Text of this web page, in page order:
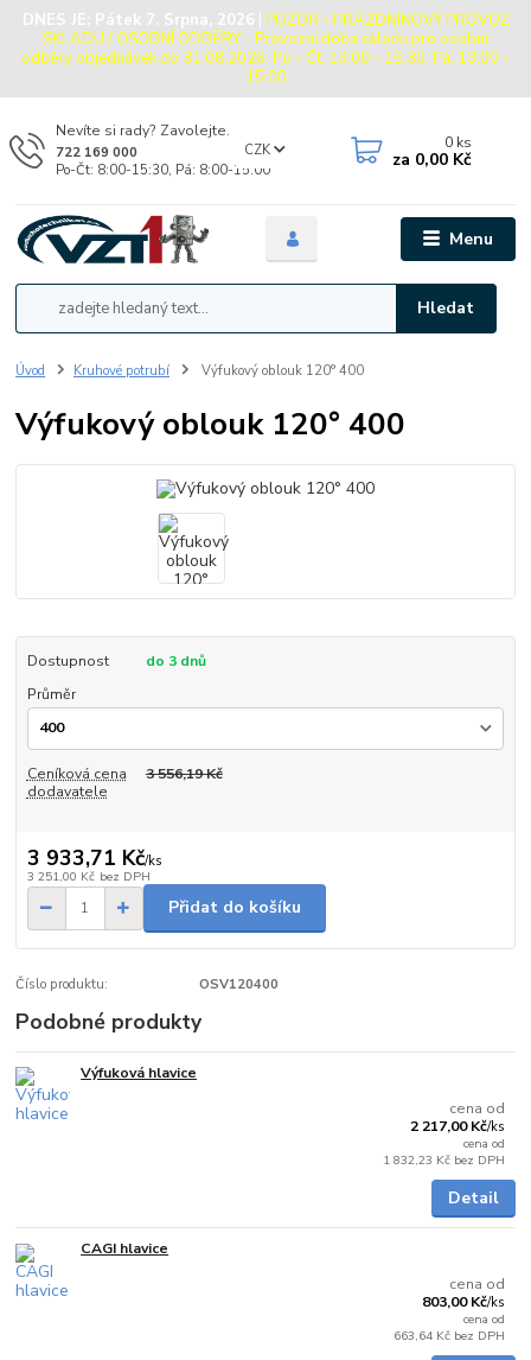
DNES JE: Pátek 7. Srpna, 2026 | POZOR - PRÁZDNINOVÝ PROVOZ
SKLADU / OSOBNÍ ODBĚRY - Provozní doba skladu pro osobní
odběry objednávek do 31.08.2026: Po - Čt: 13:00 - 15:30, Pá: 13:00 -
15:00
Menu
CZK
Hledat
Nevíte si rady? Zavolejte.
722 169 000
Po-Čt: 8:00-15:30, Pá: 8:00-15:00
0 ks
za 0,00 Kč
Úvod Kruhové potrubí Výfukový oblouk 120° 400
Výfukový oblouk 120° 400
Dostupnost
do 3 dnů
Průměr
Ceníková cena
dodavatele
3 556,19 Kč
3 933,71 Kč/ks
3 251,00 Kč bez DPH
Přidat do košíku
Číslo produktu: OSV120400
Podobné produkty
Výfuková hlavice
cena od
2 217,00 Kč/ks
cena od
1 832,23 Kč bez DPH
Detail
CAGI hlavice
cena od
803,00 Kč/ks
cena od
663,64 Kč bez DPH